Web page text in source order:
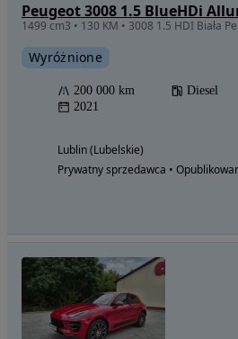
Peugeot 3008 1.5 BlueHDi
1499 cm3 • 130 KM • 3008 1.5 HDI Biała
Wyróżnione
200 000 km Diesel
2021
Lublin (Lubelskie)
Prywatny sprzedawca •